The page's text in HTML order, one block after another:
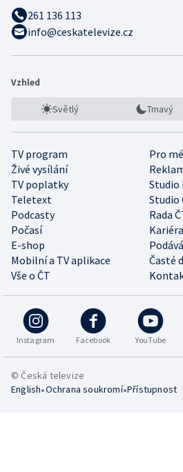
261 136 113
info@ceskatelevize.cz
Vzhled
Světlý Tmavý
TV program
Pro
Živé vysílání
TV poplatky
Studio
Teletext
Studio
Podcasty
Rada
Počasí
Kariéra
E-shop
Mobilní a TV aplikace
Časté
Vše o ČT
Instagram Facebook YouTube
© Česká televize
English•Ochrana soukromí•Přístupnost